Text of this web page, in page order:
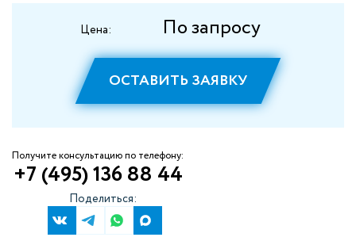
Цена: По запросу
ОСТАВИТЬ ЗАЯВКУ
Получите консультацию по телефону:
+7 (495) 136 88 44
Поделиться: